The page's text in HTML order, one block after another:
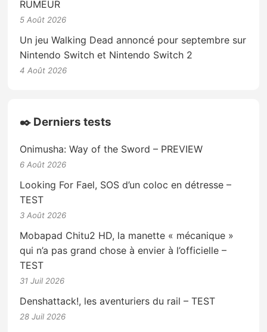
RUMEUR
5 Août 2026
Un jeu Walking Dead annoncé pour septembre sur
Nintendo Switch et Nintendo Switch 2
4 Août 2026
✒️ Derniers tests
Onimusha: Way of the Sword – PREVIEW
6 Août 2026
Looking For Fael, SOS d’un coloc en détresse –
TEST
3 Août 2026
Mobapad Chitu2 HD, la manette « mécanique »
qui n’a pas grand chose à envier à l’officielle –
TEST
31 Juil 2026
Denshattack!, les aventuriers du rail – TEST
28 Juil 2026